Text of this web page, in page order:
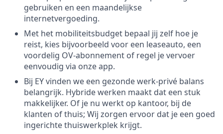
gebruiken en een maandelijkse
internetvergoeding.
Met het mobiliteitsbudget bepaal jij zelf hoe je
reist, kies bijvoorbeeld voor een leaseauto, een
voordelig OV-abonnement of regel je vervoer
eenvoudig via onze app.
Bij EY vinden we een gezonde werk-privé balans
belangrijk. Hybride werken maakt dat een stuk
makkelijker. Of je nu werkt op kantoor, bij de
klanten of thuis; Wij zorgen ervoor dat je een goed
ingerichte thuiswerkplek krijgt.